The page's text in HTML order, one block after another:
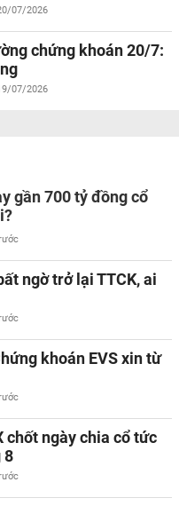
07/2026
chứng khoán 20/7:
07/2026
gần 700 tỷ đồng cổ
ngờ trở lại TTCK, ai
khoán EVS xin từ
chốt ngày chia cổ tức
8